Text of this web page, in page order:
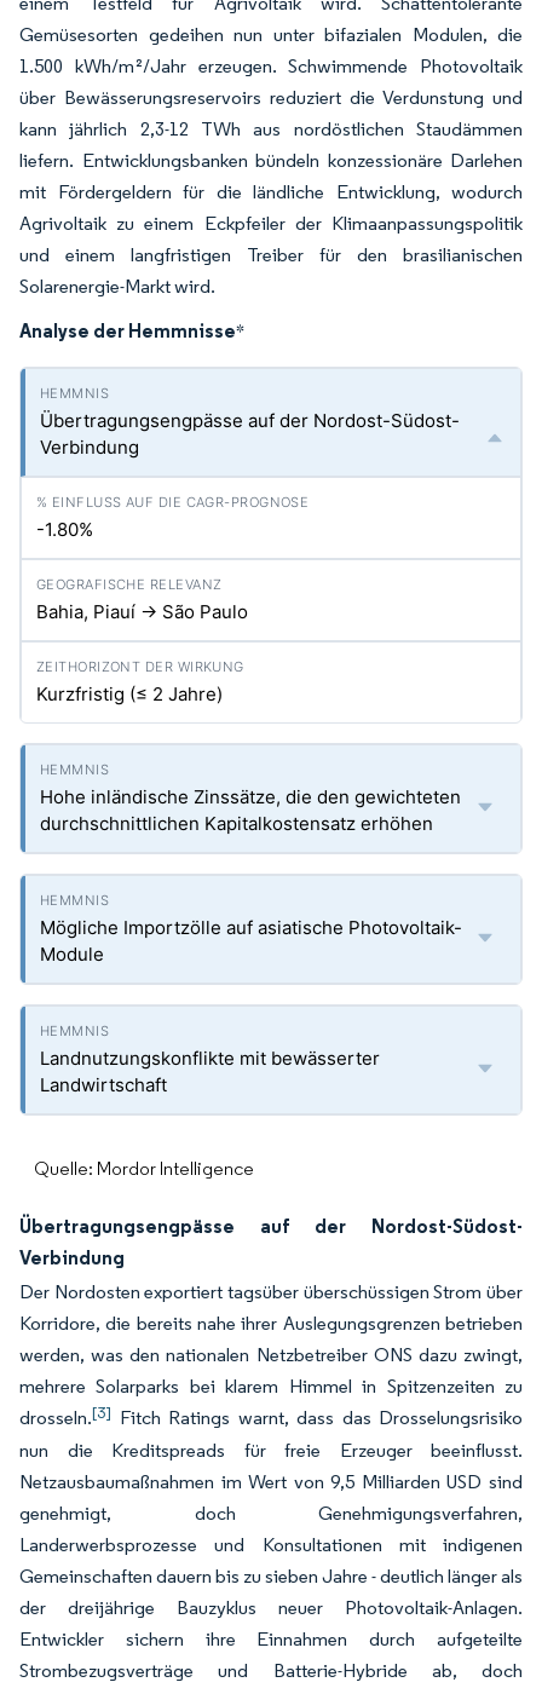
Gemüsesorten gedeihen nun unter bifazialen Modulen, die
1.500 kWh/m²/Jahr erzeugen. Schwimmende Photovoltaik
über Bewässerungsreservoirs reduziert die Verdunstung und
kann jährlich 2,3-12 TWh aus nordöstlichen Staudämmen
liefern. Entwicklungsbanken bündeln konzessionäre Darlehen
mit Fördergeldern für die ländliche Entwicklung, wodurch
Agrivoltaik zu einem Eckpfeiler der Klimaanpassungspolitik
und einem langfristigen Treiber für den brasilianischen
Solarenergie-Markt wird.
Analyse der Hemmnisse*
Übertragungsengpässe auf der Nordost-Südost-
Verbindung
-1.80%
Bahia, Piauí → São Paulo
Kurzfristig (≤ 2 Jahre)
Hohe inländische Zinssätze, die den gewichteten
durchschnittlichen Kapitalkostensatz erhöhen
Mögliche Importzölle auf asiatische Photovoltaik-
Module
Landnutzungskonflikte mit bewässerter
Landwirtschaft
Quelle: Mordor Intelligence
Übertragungsengpässe auf der Nordost-Südost-
Verbindung
Der Nordosten exportiert tagsüber überschüssigen Strom über
Korridore, die bereits nahe ihrer Auslegungsgrenzen betrieben
werden, was den nationalen Netzbetreiber ONS dazu zwingt,
mehrere Solarparks bei klarem Himmel in Spitzenzeiten zu
drosseln.[3] Fitch Ratings warnt, dass das Drosselungsrisiko
nun die Kreditspreads für freie Erzeuger beeinflusst.
Netzausbaumaßnahmen im Wert von 9,5 Milliarden USD sind
genehmigt, doch Genehmigungsverfahren,
Landerwerbsprozesse und Konsultationen mit indigenen
Gemeinschaften dauern bis zu sieben Jahre - deutlich länger als
der dreijährige Bauzyklus neuer Photovoltaik-Anlagen.
Entwickler sichern ihre Einnahmen durch aufgeteilte
Strombezugsverträge und Batterie-Hybride ab, doch